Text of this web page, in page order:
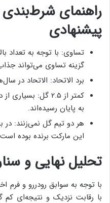
راهنمای
پیشنهادی
تساوی: با توجه به تعداد
گزینه تساوی می‌تواند
برد الاتحاد: الاتحاد در
کمتر از ۲.۵ گل:
به پایان رسیده‌اند.
این مارکت برنده بوده
تحلیل نهایی و
با توجه به سوابق رودررو و فرم
با رقابت نزدیک و نتیجه‌ای کم